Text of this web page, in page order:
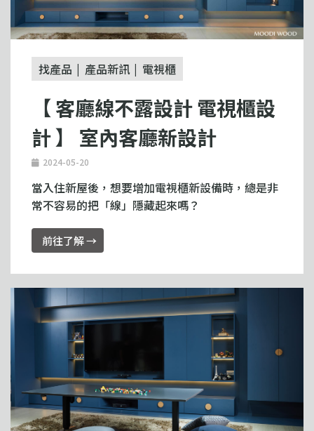
找產品 產品新訊 電視櫃
【 客廳線不露設計 電視櫃設
計 】 室內客廳新設計
2024-05-20
當入住新屋後，想要增加電視櫃新設備時，總是非
常不容易的把「線」隱藏起來嗎？
前往了解 →